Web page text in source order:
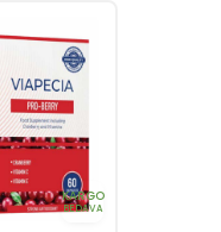
KARGO
BEDAVA